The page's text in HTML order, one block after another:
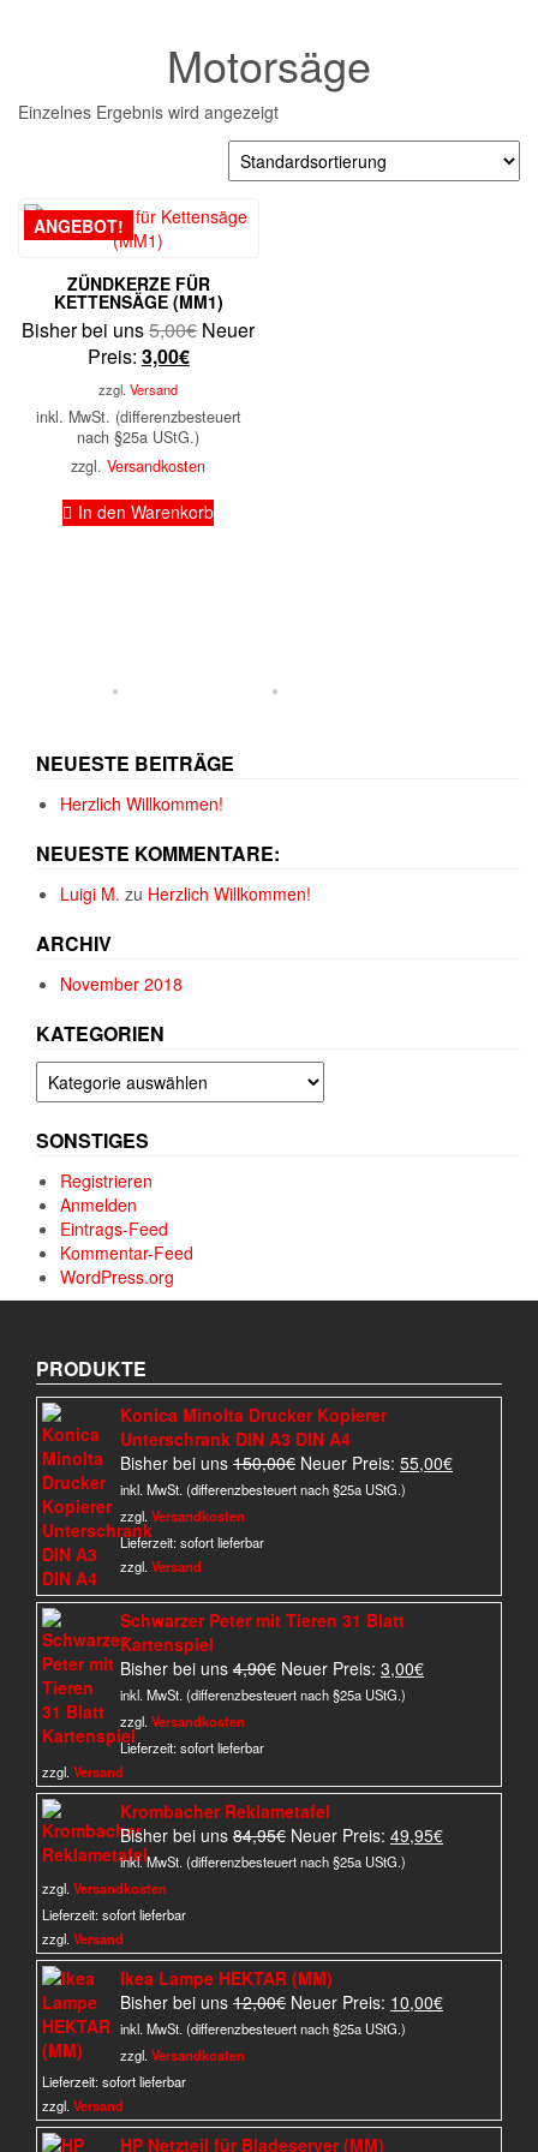
Motorsäge
Einzelnes Ergebnis wird angezeigt
ANGEBOT!
ZÜNDKERZE FÜR
KETTENSÄGE (MM1)
Bisher bei uns5,00€ Ursprünglicher
5,00€
Neuer
Preis: 3,00€Aktueller
ist:
3,00€.
zzgl.Versand
inkl. MwSt. (differenzbesteuert
nach §25a UStG.)
zzgl.Versandkosten
In den Warenkorb
NEUESTE BEITRÄGE
Herzlich Willkommen!
NEUESTE KOMMENTARE:
Luigi M. zu Herzlich Willkommen!
ARCHIV
November 2018
KATEGORIEN
Kategorien
SONSTIGES
Registrieren
Anmelden
Eintrags-Feed
Kommentar-Feed
WordPress.org
PRODUKTE
Konica Minolta Drucker Kopierer
Unterschrank DIN A3 DIN A4
Bisher bei uns 150,00€ Ursprünglicher
Preis
Neuer Preis: 55,00€Aktueller
inkl. MwSt. (differenzbesteuert nach §25a UStG.)
zzgl. Versandkosten
Lieferzeit:sofort lieferbar
zzgl. Versand
Schwarzer Peter mit Tieren 31 Blatt
Kartenspiel
Bisher bei uns 4,90€ Ursprünglicher
Preis
Neuer Preis: 3,00€Aktueller
inkl. MwSt. (differenzbesteuert nach §25a UStG.)
zzgl. Versandkosten
Lieferzeit:sofort lieferbar
zzgl. Versand
Krombacher Reklametafel
Bisher bei uns 84,95€ Ursprünglicher
Preis
Neuer Preis: 49,95€Aktueller
inkl. MwSt. (differenzbesteuert nach §25a UStG.)
zzgl. Versandkosten
Lieferzeit:sofort lieferbar
zzgl. Versand
Ikea Lampe HEKTAR (MM)
Bisher bei uns 12,00€ Ursprünglicher
Preis
Neuer Preis: 10,00€Aktueller
inkl. MwSt. (differenzbesteuert nach §25a UStG.)
zzgl. Versandkosten
Lieferzeit:sofort lieferbar
zzgl. Versand
HP Netzteil für Bladeserver (MM)